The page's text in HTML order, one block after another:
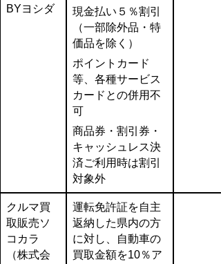
BYヨシダ
現金払い５％割引
（一部除外品・特
価品を除く）
ポイントカード
等、各種サービス
カードとの併用不
可
商品券・割引券・
キャッシュレス決
済ご利用時は割引
対象外
クルマ買
取販売ソ
コカラ
（株式会
運転免許証を自主
返納した県内の方
に対し、自動車の
買取金額を10％ア